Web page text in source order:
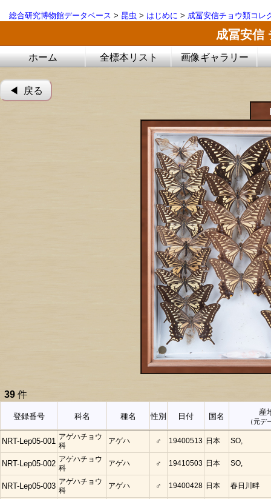
総合研究博物館データベース > 昆虫 > はじめに > 成冨安信チョウ類コレ
成冨安信
ホーム 全標本リスト 画像ギャラリー
◀︎ 戻る
39 件
登録番号 科名 種名 性別 日付 国名 産
（元デ
NRT-Lep05-001 アゲハチョウ
科
アゲハ ♂ 19400513 日本 SO,
NRT-Lep05-002 アゲハチョウ
科
アゲハ ♂ 19410503 日本 SO,
NRT-Lep05-003 アゲハチョウ
科
アゲハ ♂ 19400428 日本 春日川畔